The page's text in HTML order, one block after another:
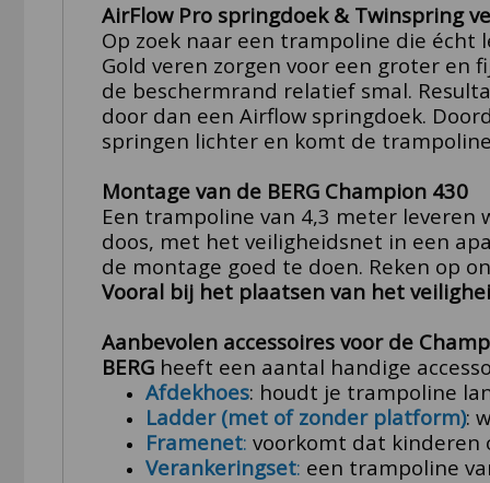
AirFlow Pro springdoek & Twinspring
Op zoek naar een trampoline die écht
Gold veren zorgen voor een groter en
de beschermrand relatief smal.
door dan een Airflow springdoek.
springen lichter en komt de
Montage van de BERG Champion 430
Een trampoline van 4,3 meter leveren
doos, met het veiligheidsnet in een
de montage goed te doen. Reken op
Vooral bij het plaatsen van het
Aanbevolen accessoires voor de
BERGheeft een aantal handige
Afdekhoes: houdt je trampoline
Ladder (met of zonder platform):
Framenet: voorkomt dat kinderen
Verankeringset: een trampoline